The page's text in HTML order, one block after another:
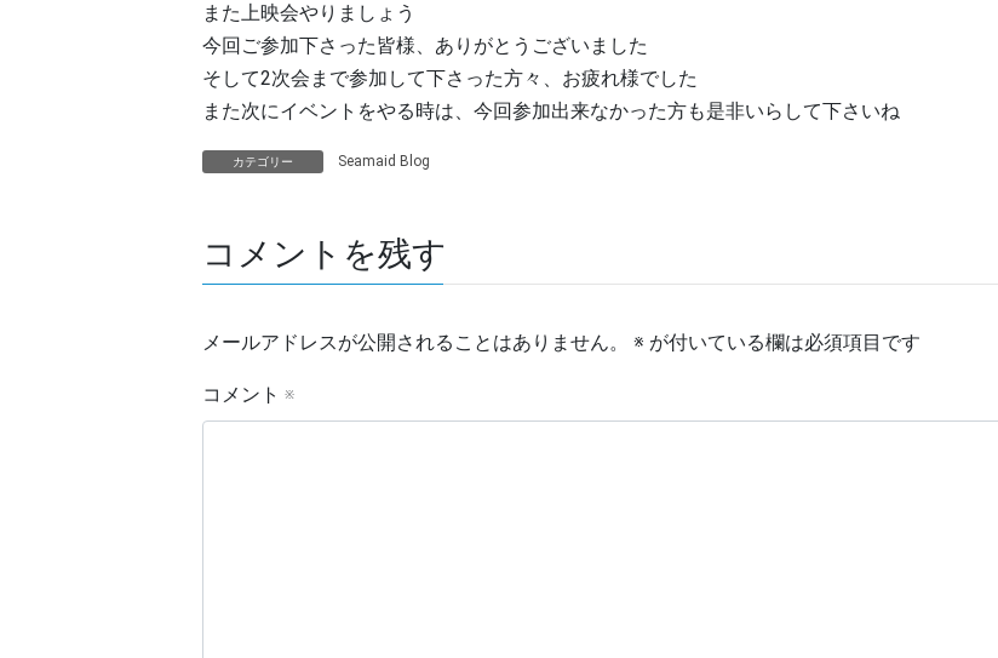
また上映会やりましょう
今回ご参加下さった皆様、ありがとうございました
そして2次会まで参加して下さった方々、お疲れ様でした
また次にイベントをやる時は、今回参加出来なかった方も是非いらして下さいね
カテゴリー Seamaid Blog
コメントを残す
メールアドレスが公開されることはありません。 ※ が付いている欄は必須項目です
コメント ※